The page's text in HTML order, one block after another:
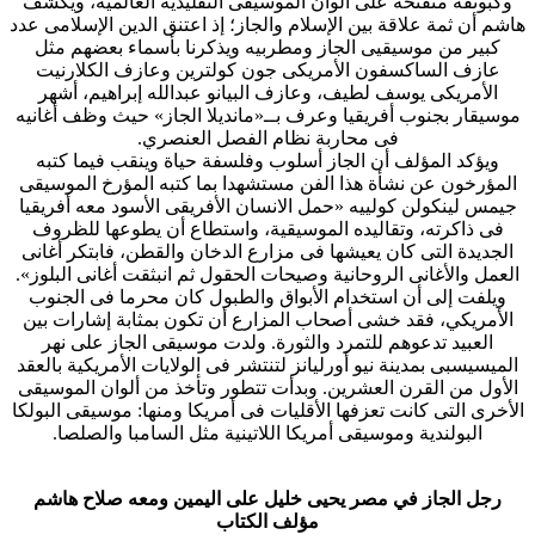
هاشم أن ثمة علاقة بين الإسلام والجاز؛ إذ اعتنق الدين الإسلامى عدد
كبير من موسيقيى الجاز ومطربيه ويذكرنا بأسماء بعضهم مثل
عازف الساكسفون الأمريكى جون كولترين وعازف الكلارنيت
الأمريكى يوسف لطيف، وعازف البيانو عبدالله إبراهيم، أشهر
موسيقار بجنوب أفريقيا وعرف بــ«مانديلا الجاز» حيث وظف أغانيه
فى محاربة نظام الفصل العنصري.
ويؤكد المؤلف أن الجاز أسلوب وفلسفة حياة وينقب فيما كتبه
المؤرخون عن نشأة هذا الفن مستشهدا بما كتبه المؤرخ الموسيقى
جيمس لينكولن كولييه «حمل الانسان الأفريقى الأسود معه أفريقيا
فى ذاكرته، وتقاليده الموسيقية، واستطاع أن يطوعها للظروف
الجديدة التى كان يعيشها فى مزارع الدخان والقطن، فابتكر أغانى
العمل والأغانى الروحانية وصيحات الحقول ثم انبثقت أغانى البلوز».
ويلفت إلى أن استخدام الأبواق والطبول كان محرما فى الجنوب
الأمريكي، فقد خشى أصحاب المزارع أن تكون بمثابة إشارات بين
العبيد تدعوهم للتمرد والثورة. ولدت موسيقى الجاز على نهر
الميسيسبى بمدينة نيو أورليانز لتنتشر فى الولايات الأمريكية بالعقد
الأول من القرن العشرين. وبدأت تتطور وتأخذ من ألوان الموسيقى
الأخرى التى كانت تعزفها الأقليات فى أمريكا ومنها: موسيقى البولكا
البولندية وموسيقى أمريكا اللاتينية مثل السامبا والصلصا.
رجل الجاز في مصر يحيى خليل على اليمين ومعه صلاح هاشم
مؤلف الكتاب